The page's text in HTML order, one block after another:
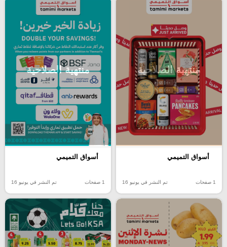
منتهية الصلاحية
أسواق التميمي
1 صفحات تم النشر في يونيو 16
منتهية الصلاحية
أسواق التميمي
1 صفحات تم النشر في يونيو 16